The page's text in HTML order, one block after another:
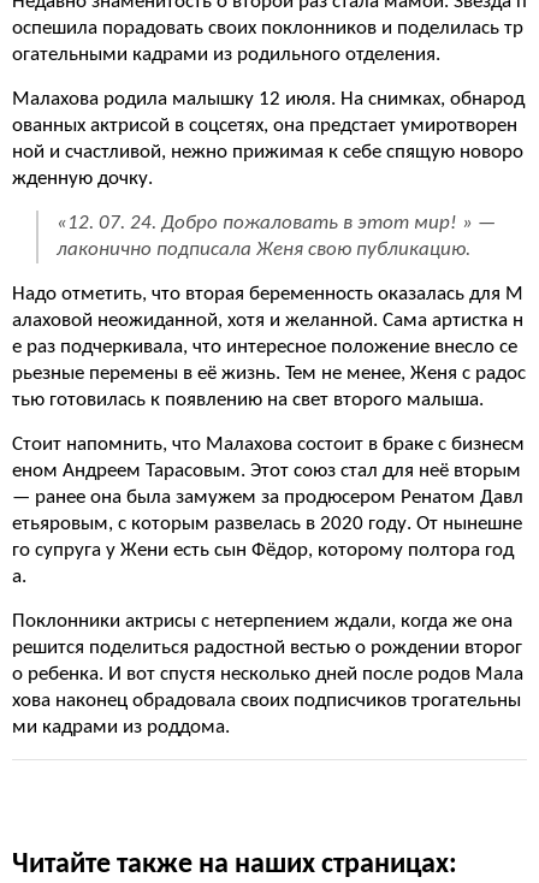
оспешила порадовать своих поклонников и поделилась тр
огательными кадрами из родильного отделения.
Малахова родила малышку 12 июля. На снимках, обнарод
ованных актрисой в соцсетях, она предстает умиротворен
ной и счастливой, нежно прижимая к себе спящую новоро
жденную дочку.
«12. 07. 24. Добро пожаловать в этот мир! » —
лаконично подписала Женя свою публикацию.
Надо отметить, что вторая беременность оказалась для М
алаховой неожиданной, хотя и желанной. Сама артистка н
е раз подчеркивала, что интересное положение внесло се
рьезные перемены в её жизнь. Тем не менее, Женя с радос
тью готовилась к появлению на свет второго малыша.
Стоит напомнить, что Малахова состоит в браке с бизнесм
еном Андреем Тарасовым. Этот союз стал для неё вторым
— ранее она была замужем за продюсером Ренатом Давл
етьяровым, с которым развелась в 2020 году. От нынешне
го супруга у Жени есть сын Фёдор, которому полтора год
а.
Поклонники актрисы с нетерпением ждали, когда же она
решится поделиться радостной вестью о рождении второг
о ребенка. И вот спустя несколько дней после родов Мала
хова наконец обрадовала своих подписчиков трогательны
ми кадрами из роддома.
Читайте также на наших страницах: